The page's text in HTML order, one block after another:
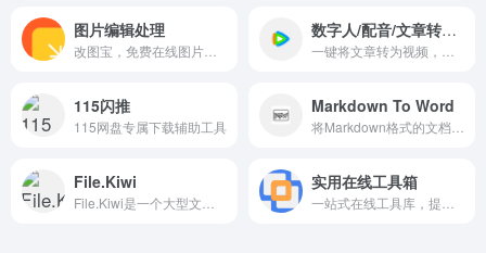
图片编辑处理 数字人/配音/文章转视频
115闪推
115网盘专属下载辅助工具
Markdown To Word
File.Kiwi 实用在线工具箱